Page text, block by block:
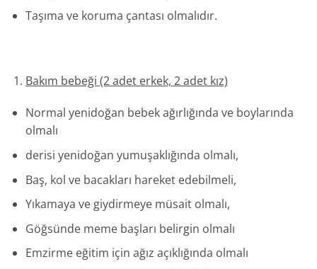
Taşıma ve koruma çantası olmalıdır.
Bakım bebeği (2 adet erkek, 2 adet kız)
Normal yenidoğan bebek ağırlığında ve boylarında
olmalı
derisi yenidoğan yumuşaklığında olmalı,
Baş, kol ve bacakları hareket edebilmeli,
Yıkamaya ve giydirmeye müsait olmalı,
Göğsünde meme başları belirgin olmalı
Emzirme eğitim için ağız açıklığında olmalı